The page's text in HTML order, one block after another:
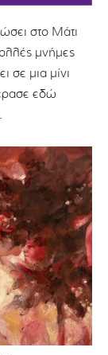
στο Μάτι
μνήμες
σε μια μίνι
εδώ